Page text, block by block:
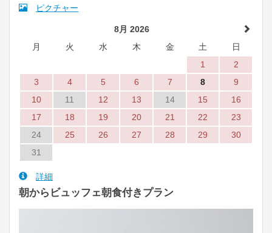
ピクチャー
8月 2026
月
火 水 木 金 土
日
1
2
3
4 5 6 7 8
9
10
11 12 13 14 15
16
17
18 19 20 21 22
23
24
25 26 27 28 29
30
31
詳細
朝からビュッフェ朝食付きプラン